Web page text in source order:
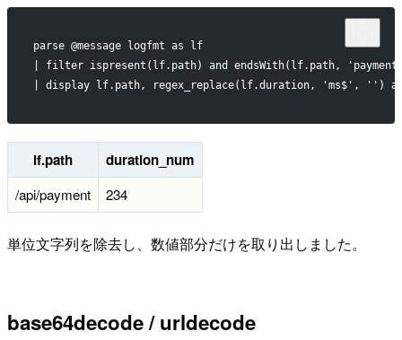
parse @message logfmt as lf
| filter ispresent(lf.path) and endsWith(lf.path,
| display lf.path, regex_replace(lf.duration, 'ms$', '') as
lf.path duration_num
/api/payment 234
単位文字列を除去し、数値部分だけを取り出しました。
base64decode / urldecode